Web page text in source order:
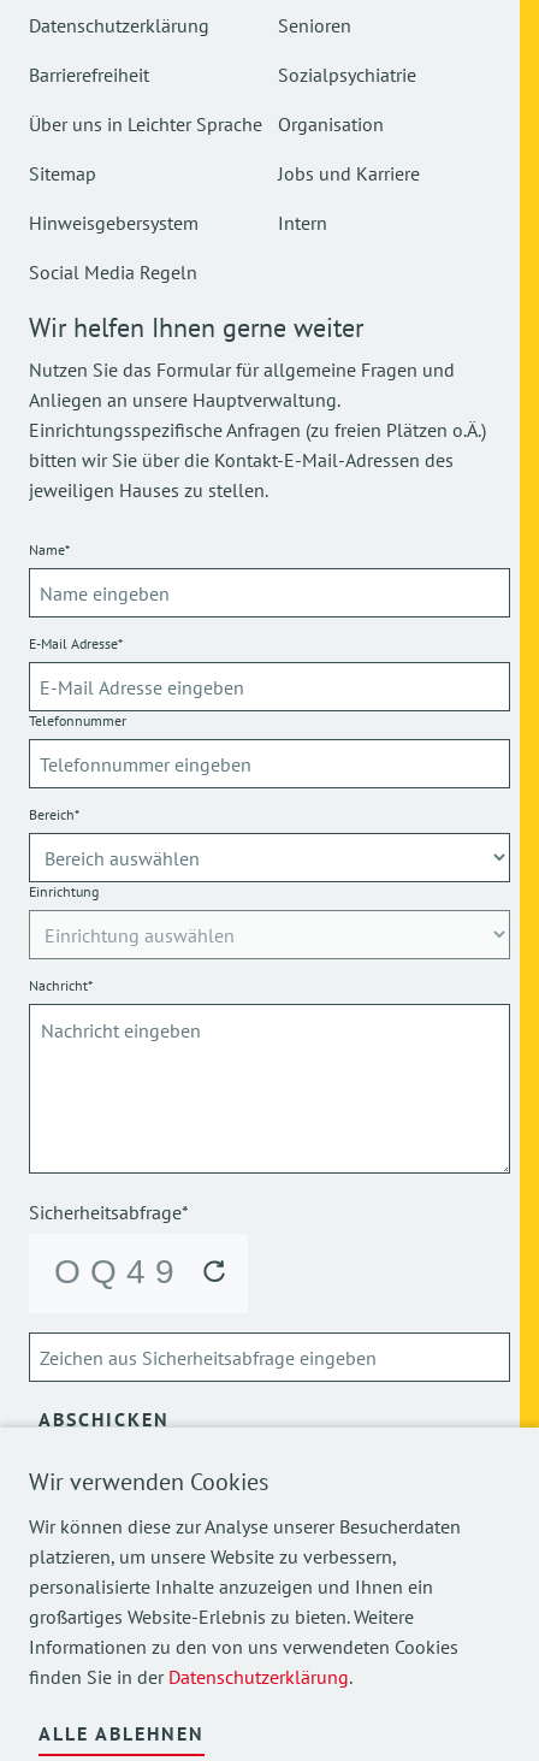
Wir verwenden Cookies
Wir können diese zur Analyse unserer Besucherdaten
platzieren, um unsere Website zu verbessern,
personalisierte Inhalte anzuzeigen und Ihnen ein
großartiges Website-Erlebnis zu bieten. Weitere
Informationen zu den von uns verwendeten Cookies
finden Sie in der Datenschutzerklärung.
ALLE ABLEHNEN
Datenschutzerklärung
Barrierefreiheit
Über uns in Leichter Sprache
Sitemap
Hinweisgebersystem
Social Media Regeln
Senioren
Sozialpsychiatrie
Organisation
Jobs und Karriere
Intern
Wir helfen Ihnen gerne weiter
Nutzen Sie das Formular für allgemeine Fragen und
Anliegen an unsere Hauptverwaltung.
Einrichtungsspezifische Anfragen (zu freien Plätzen o.Ä.)
bitten wir Sie über die Kontakt-E-Mail-Adressen des
jeweiligen Hauses zu stellen.
Name*
E-Mail Adresse*
Telefonnummer
Bereich*
Einrichtung
Nachricht*
Sicherheitsabfrage*
ABSCHICKEN
Über die Verarbeitung meiner personenbezogenen Daten
Mehr Einblicke in unsere Arbeit finden Sie auch auf
unseren Social Media Kanälen.